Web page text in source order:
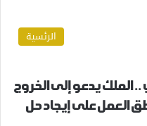
الرئسية
.. الملك يدعو إلى الخروج
العمل على إيجاد حل